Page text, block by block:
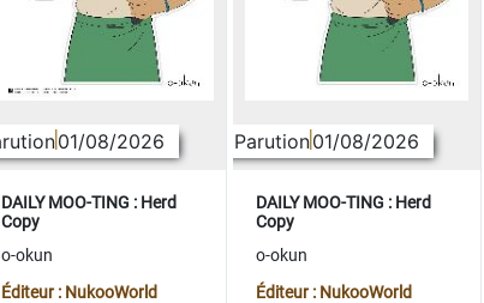
01/08/2026
DAILY MOO-TING : Herd
Copy
o-okun
Éditeur : NukooWorld
Parution01/08/2026
DAILY MOO-TING : Herd
Copy
o-okun
Éditeur : NukooWorld